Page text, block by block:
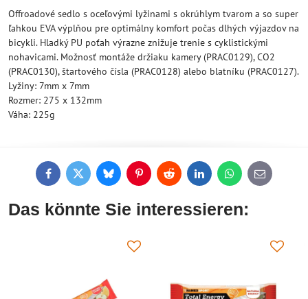
Offroadové sedlo s oceľovými lyžinami s okrúhlym tvarom a so super
ľahkou EVA výplňou pre optimálny komfort počas dlhých výjazdov na
bicykli. Hladký PU poťah výrazne znižuje trenie s cyklistickými
nohavicami. Možnosť montáže držiaku kamery (PRAC0129), CO2
(PRAC0130), štartového čísla (PRAC0128) alebo blatníku (PRAC0127).
Lyžiny: 7mm x 7mm
Rozmer: 275 x 132mm
Váha: 225g
FacebookTwitterBlueskyPinterestReddit LinkedInWhatsApp
E-
mail
Das könnte Sie interessieren: